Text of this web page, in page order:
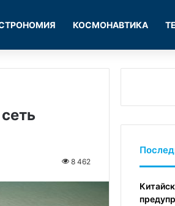
КОСМОНАВТИКА
8 462